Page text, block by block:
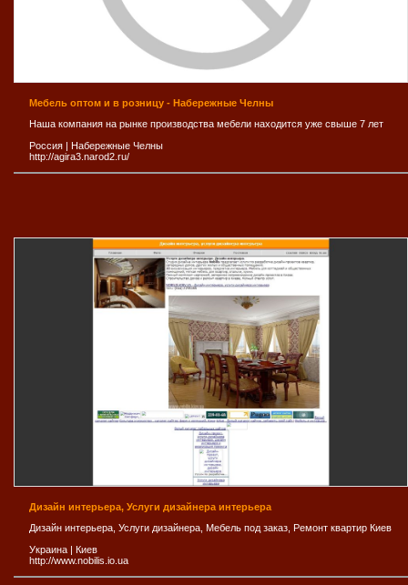
Мебель оптом и в розницу - Набережные Челны
Наша компания на рынке производства мебели находится уже свыше 7 лет
Россия
Набережные Челны
http://agira3.narod2.ru/
Дизайн интерьера, Услуги дизайнера интерьера
Дизайн интерьера, Услуги дизайнера, Мебель под заказ, Ремонт квартир Киев
Украина
Киев
http://www.nobilis.io.ua